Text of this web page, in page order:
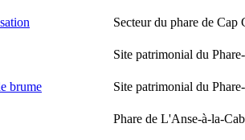
Secteur du phare de Cap
Site patrimonial du
brume Site patrimonial du
Phare de L'Anse-à-la-